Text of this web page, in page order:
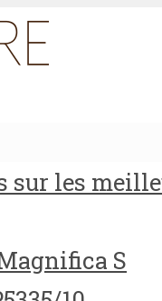
sur les
S